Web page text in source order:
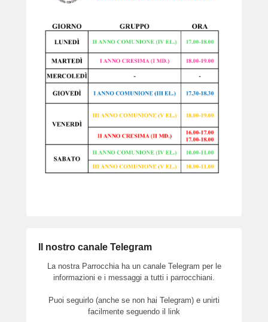
Il nostro canale Telegram
La nostra Parrocchia ha un canale Telegram per le
informazioni e i messaggi a tutti i parrocchiani.
Puoi seguirlo (anche se non hai Telegram) e unirti
facilmente seguendo il link